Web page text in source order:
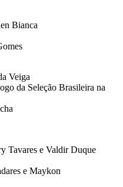
Bianca
Veiga
da Seleção Brasileira na
Tavares e Valdir Duque
e Maykon